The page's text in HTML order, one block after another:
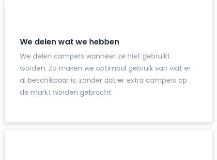
We delen wat we hebben
We delen campers wanneer ze niet gebruikt
worden. Zo maken we optimaal gebruik van wat er
al beschikbaar is, zonder dat er extra campers op
de markt worden gebracht.